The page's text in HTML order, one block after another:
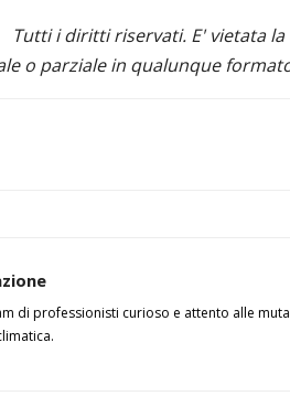
Tutti i diritti riservati. E' vietata
o parziale in qualunque
di professionisti curioso e attento alle